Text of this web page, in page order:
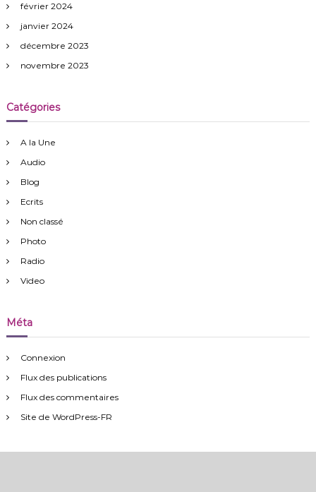
février 2024
janvier 2024
décembre 2023
novembre 2023
Catégories
A la Une
Audio
Blog
Ecrits
Non classé
Photo
Radio
Video
Méta
Connexion
Flux des publications
Flux des commentaires
Site de WordPress-FR